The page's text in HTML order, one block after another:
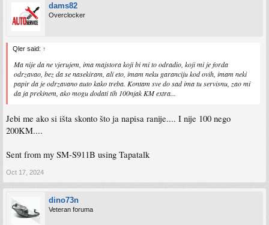
dams82
Overclocker
Qler said: ↑
Ma nije da ne vjerujem, ima majstora koji bi mi to odradio, koji mi je forda
odrzavao, bez da se nasekiram, ali eto, imam neku garanciju kod ovih, imam neki
papir da je odrzavano auto kako treba. Kontam sve do sad ima tu servisnu, zao mi
da ja prekinem, ako mogu dodati tih 100njak KM extra...
Jebi me ako si išta skonto što ja napisa ranije.... I nije 100 nego
200KM....
Sent from my SM-S911B using Tapatalk
Oct 17, 2024
dino73n
Veteran foruma